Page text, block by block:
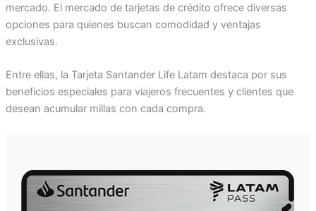
mercado. El mercado de tarjetas de crédito ofrece diversas
opciones para quienes buscan comodidad y ventajas
exclusivas.
Entre ellas, la Tarjeta Santander Life Latam destaca por sus
beneficios especiales para viajeros frecuentes y clientes que
desean acumular millas con cada compra.